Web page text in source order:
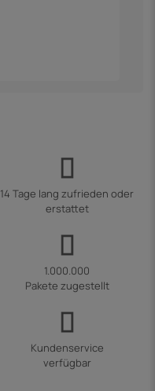
14 Tage lang zufrieden oder
erstattet
1.000.000
Pakete zugestellt
Kundenservice
verfügbar